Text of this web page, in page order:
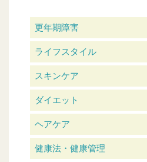
更年期障害
ライフスタイル
スキンケア
ダイエット
ヘアケア
健康法・健康管理